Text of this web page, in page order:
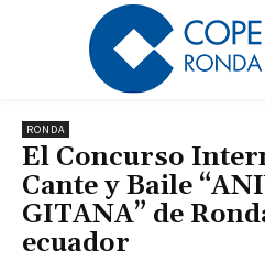
RONDA
El Concurso
Cante y Baile
GITANA” de
ecuador